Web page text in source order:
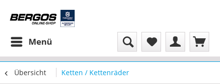
Menü
Übersicht Ketten / Kettenräder